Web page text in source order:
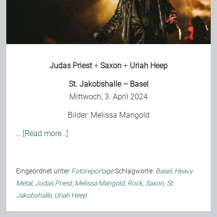
Rezensionen
Alles andere
Backstage
Kontakt
Judas Priest+ Saxon + Uriah Heep
St. Jakobshalle – Basel
Mittwoch, 3. April 2024
Bilder: Melissa Mangold
… [Read more…]
Eingeordnet unter FotoreportageSchlagworte: Basel, Heavy
Metal, Judas Priest, Melissa Mangold, Rock, Saxon, St.
Jakobshalle, Uriah Heep